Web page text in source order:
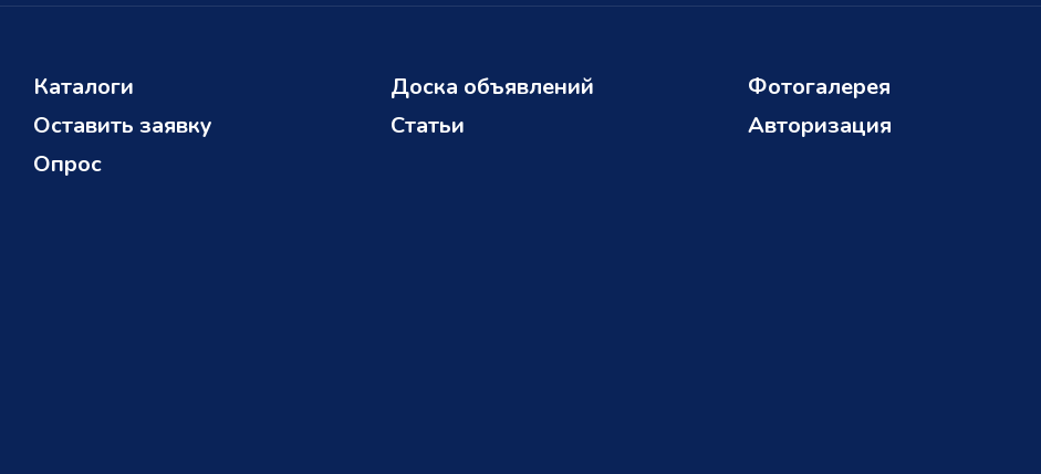
Каталоги Доска объявлений
Фотогалерея
Оставить заявку
Статьи
Авторизация
Опрос